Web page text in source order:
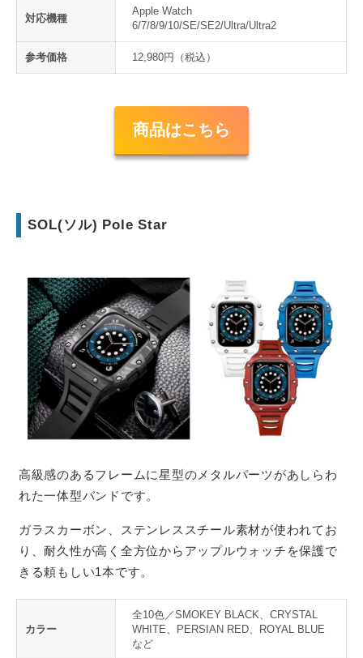
対応機種
Apple Watch
6/7/8/9/10/SE/SE2/Ultra/Ultra2
参考価格 12,980円（税込）
商品はこちら
SOL(ソル) Pole Star
高級感のあるフレームに星型のメタルパーツがあしらわ
れた一体型バンドです。
ガラスカーボン、ステンレススチール素材が使われてお
り、耐久性が高く全方位からアップルウォッチを保護で
きる頼もしい1本です。
カラー
全10色／SMOKEY BLACK、CRYSTAL
WHITE、PERSIAN RED、ROYAL BLUE
など